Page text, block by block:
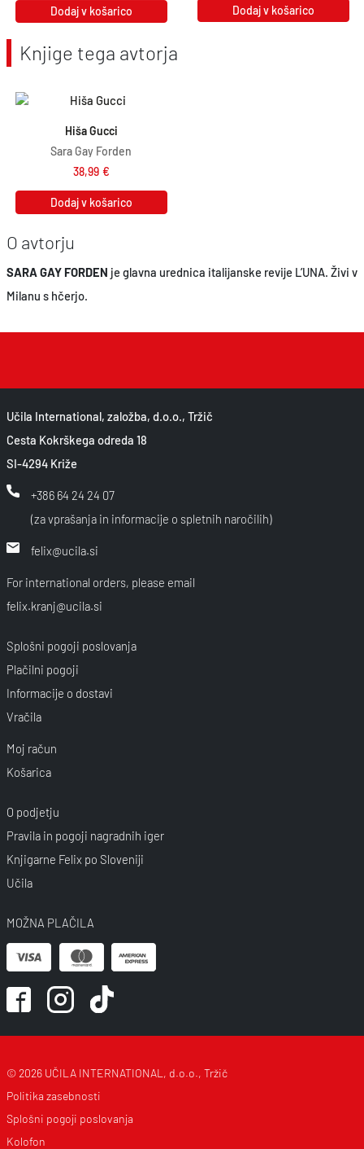
Dodaj v košarico
Dodaj v košarico
Knjige tega avtorja
Hiša Gucci
Sara Gay Forden
38,99 €
Dodaj v košarico
O avtorju
SARA GAY FORDEN je glavna urednica italijanske revije L’UNA. Živi v
Milanu s hčerjo.
Učila International, založba, d.o.o., Tržič
Cesta Kokrškega odreda 18
SI-4294 Križe
+386 64 24 24 07
(za vprašanja in informacije o spletnih naročilih)
felix@ucila.si
For international orders, please email
felix.kranj@ucila.si
Splošni pogoji poslovanja
Plačilni pogoji
Informacije o dostavi
Vračila
Moj račun
Košarica
O podjetju
Pravila in pogoji nagradnih iger
Knjigarne Felix po Sloveniji
Učila
MOŽNA PLAČILA
© 2026 UČILA INTERNATIONAL, d.o.o., Tržič
Politika zasebnosti
Splošni pogoji poslovanja
Kolofon